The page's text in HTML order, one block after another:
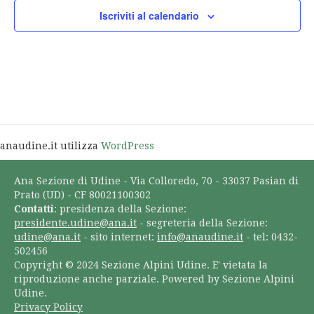
Iscriviti al calendario
anaudine.it utilizza WordPress
Ana Sezione di Udine - Via Colloredo, 70 - 33037 Pasian di
Prato (UD) - CF 80021100302
Contatti: presidenza della Sezione:
presidente.udine@ana.it - segreteria della Sezione:
udine@ana.it - sito internet: info@anaudine.it - tel: 0432-
502456
Copyright © 2024 Sezione Alpini Udine. E' vietata la
riproduzione anche parziale. Powered by Sezione Alpini
Udine.
Privacy Policy